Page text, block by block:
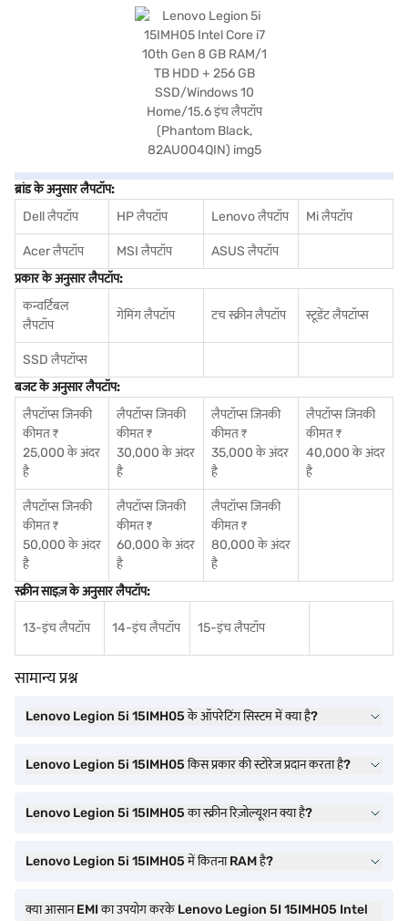
ब्रांड के अनुसार लैपटॉप:
Dell लैपटॉप
HP लैपटॉप Lenovo लैपटॉप Mi लैपटॉप
Acer लैपटॉप MSI लैपटॉप
ASUS लैपटॉप
प्रकार के अनुसार लैपटॉप:
कन्वर्टिबल
लैपटॉप
गेमिंग लैपटॉप टच स्क्रीन लैपटॉप स्टूडेंट लैपटॉप्स
SSD लैपटॉप्स
बजट के अनुसार लैपटॉप:
लैपटॉप्स जिनकी
कीमत ₹
25,000 के अंदर
है
लैपटॉप्स जिनकी
कीमत ₹
30,000 के अंदर
है
लैपटॉप्स जिनकी
कीमत ₹
35,000 के अंदर
है
लैपटॉप्स जिनकी
कीमत ₹
40,000 के अंदर
है
लैपटॉप्स जिनकी
कीमत ₹
50,000 के अंदर
है
लैपटॉप्स जिनकी
कीमत ₹
60,000 के अंदर
है
लैपटॉप्स जिनकी
कीमत ₹
80,000 के अंदर
है
स्क्रीन साइज़ के अनुसार लैपटॉप:
13-इंच लैपटॉप 14-इंच लैपटॉप 15-इंच लैपटॉप
सामान्य प्रश्न
Lenovo Legion 5i 15IMH05 के ऑपरेटिंग सिस्टम में क्या है?
Lenovo Legion 5i 15IMH05 किस प्रकार की स्टोरेज प्रदान करता है?
Lenovo Legion 5i 15IMH05 का स्क्रीन रिज़ोल्यूशन क्या है?
Lenovo Legion 5i 15IMH05 में कितना RAM है?
क्या आसान EMI का उपयोग करके Lenovo Legion 5I 15IMH05 Intel